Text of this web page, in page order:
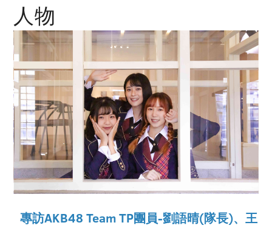
人物
專訪AKB48 Team TP團員-劉語晴(隊長)、王